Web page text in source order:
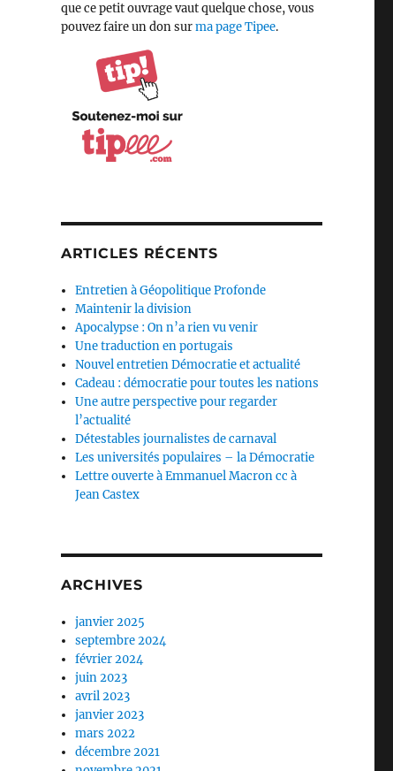
que ce petit ouvrage vaut quelque chose, vous
pouvez faire un don surma page Tipee.
ARTICLES RÉCENTS
Entretien à Géopolitique Profonde
Maintenir la division
Apocalypse : On n’a rien vu venir
Une traduction en portugais
Nouvel entretien Démocratie et actualité
Cadeau : démocratie pour toutes les nations
Une autre perspective pour regarder
l’actualité
Détestables journalistes de carnaval
Les universités populaires – la Démocratie
Lettre ouverte à Emmanuel Macron cc à
Jean Castex
ARCHIVES
janvier 2025
septembre 2024
février 2024
juin 2023
avril 2023
janvier 2023
mars 2022
décembre 2021